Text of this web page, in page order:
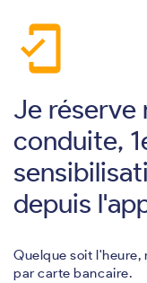
mobile_friendly
Je réserve
conduite,
depuis
Quelque soit l'heure,
par carte bancaire.